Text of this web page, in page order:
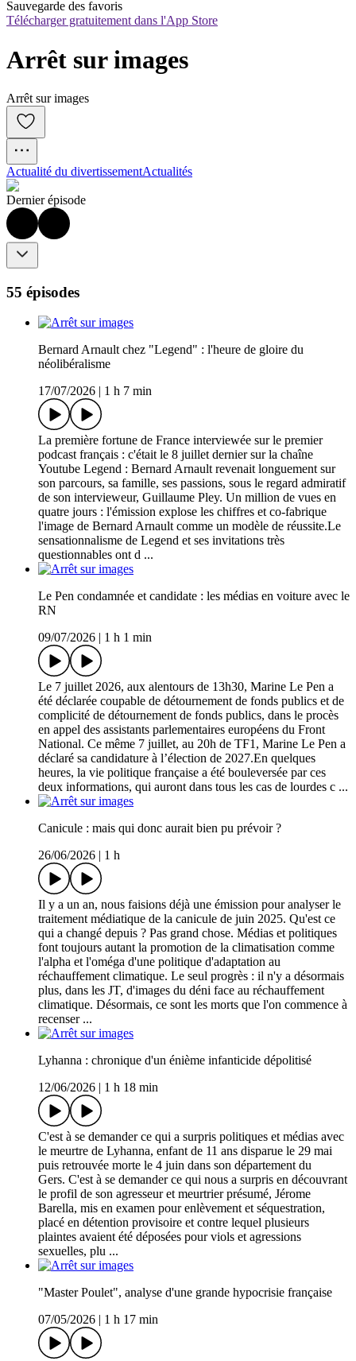
Sauvegarde des favoris
Télécharger gratuitement dans l'App Store
Arrêt sur images
Arrêt sur images
Actualité du divertissementActualités
Dernier épisode
55 épisodes
Bernard Arnault chez "Legend" : l'heure de gloire du
néolibéralisme
17/07/2026
1 h 7 min
La première fortune de France interviewée sur le premier
podcast français : c'était le 8 juillet dernier sur la chaîne
Youtube Legend : Bernard Arnault revenait longuement sur
son parcours, sa famille, ses passions, sous le regard admiratif
de son intervieweur, Guillaume Pley. Un million de vues en
quatre jours : l'émission explose les chiffres et co-fabrique
l'image de Bernard Arnault comme un modèle de réussite.Le
sensationnalisme de Legend et ses invitations très
questionnables ont d ...
Le Pen condamnée et candidate : les médias en voiture avec le
RN
09/07/2026
1 h 1 min
Le 7 juillet 2026, aux alentours de 13h30, Marine Le Pen a
été déclarée coupable de détournement de fonds publics et de
complicité de détournement de fonds publics, dans le procès
en appel des assistants parlementaires européens du Front
National. Ce même 7 juillet, au 20h de TF1, Marine Le Pen a
déclaré sa candidature à l’élection de 2027.En quelques
heures, la vie politique française a été bouleversée par ces
deux informations, qui auront dans tous les cas de lourdes c ...
Canicule : mais qui donc aurait bien pu prévoir ?
26/06/2026
1 h
Il y a un an, nous faisions déjà une émission pour analyser le
traitement médiatique de la canicule de juin 2025. Qu'est ce
qui a changé depuis ? Pas grand chose. Médias et politiques
font toujours autant la promotion de la climatisation comme
l'alpha et l'oméga d'une politique d'adaptation au
réchauffement climatique. Le seul progrès : il n'y a désormais
plus, dans les JT, d'images du déni face au réchauffement
climatique. Désormais, ce sont les morts que l'on commence à
recenser ...
Lyhanna : chronique d'un énième infanticide dépolitisé
12/06/2026
1 h 18 min
C'est à se demander ce qui a surpris politiques et médias avec
le meurtre de Lyhanna, enfant de 11 ans disparue le 29 mai
puis retrouvée morte le 4 juin dans son département du
Gers. C'est à se demander ce qui nous a surpris en découvrant
le profil de son agresseur et meurtrier présumé, Jérome
Barella, mis en examen pour enlèvement et séquestration,
placé en détention provisoire et contre lequel plusieurs
plaintes avaient été déposées pour viols et agressions
sexuelles, plu ...
"Master Poulet", analyse d'une grande hypocrisie française
07/05/2026
1 h 17 min